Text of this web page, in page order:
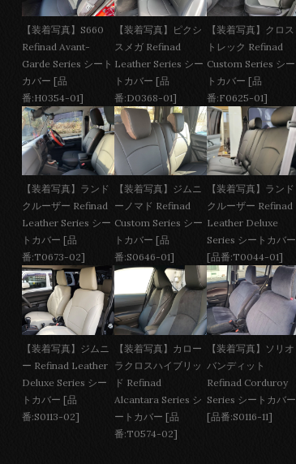
【装着写真】S660
Refinad Avant-
Garde Series シート
カバー [品
番:H0354-01]
【装着写真】ピクシ
スメガ Refinad
Leather Series シー
トカバー [品
番:D0368-01]
【装着写真】クロス
トレック Refinad
Custom Series シー
トカバー [品
番:F0625-01]
【装着写真】ランド
クルーザー Refinad
Leather Series シー
トカバー [品
番:T0673-02]
【装着写真】ジムニ
ーノマド Refinad
Custom Series シー
トカバー [品
番:S0646-01]
【装着写真】ランド
クルーザー Refinad
Leather Deluxe
Series シートカバー
[品番:T0044-01]
【装着写真】ジムニ
ー Refinad Leather
Deluxe Series シー
トカバー [品
番:S0113-02]
【装着写真】カロー
ラクロスハイブリッ
ド Refinad
Alcantara Series シ
ートカバー [品
番:T0574-02]
【装着写真】ソリオ
バンディット
Refinad Corduroy
Series シートカバー
[品番:S0116-11]